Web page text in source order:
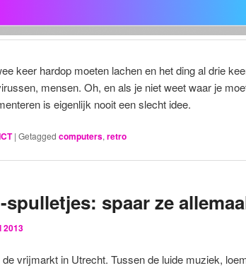
keer hardop moeten lachen en het ding al drie
mensen. Oh, en als je niet weet waar je
is eigenlijk nooit een slecht idee.
| Getagged computers, retro
spaar ze
2013
de vrijmarkt in Utrecht. Tussen de luide muziek,